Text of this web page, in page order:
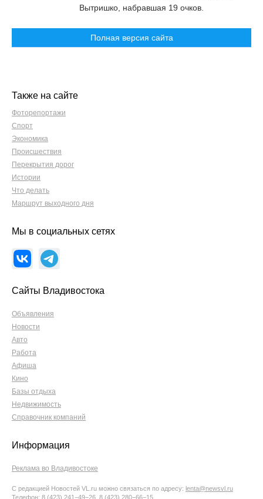
Вытришко, набравшая 19 очков.
Полная версия сайта
Также на сайте
Фоторепортажи
Спорт
Экономика
Происшествия
Перекрытия дорог
Истории
Что делать
Маршрут выходного дня
Мы в социальных сетях
Сайты Владивостока
Объявления
Новости
Авто
Работа
Афиша
Кино
Базы отдыха
Недвижимость
Справочник компаний
Информация
Реклама во Владивостоке
С редакцией Новостей VL.ru можно связаться по адресу: lenta@newsvl.ru
Телефон: 8 (423) 241−49−26, 8 (423) 280−66−15